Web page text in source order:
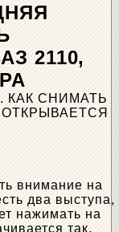
2110,
КАК СНИМАТЬ
внимание на
два выступа,
нажимать на
так,